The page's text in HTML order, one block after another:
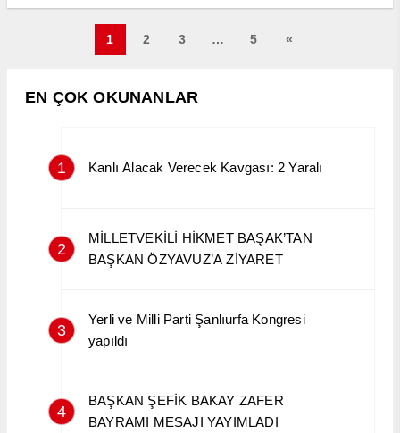
1 2 3 … 5 «
EN ÇOK OKUNANLAR
1 Kanlı Alacak Verecek Kavgası: 2 Yaralı
2
MİLLETVEKİLİ HİKMET BAŞAK’TAN
BAŞKAN ÖZYAVUZ’A ZİYARET
3
Yerli ve Milli Parti Şanlıurfa Kongresi
yapıldı
4
BAŞKAN ŞEFİK BAKAY ZAFER
BAYRAMI MESAJI YAYIMLADI